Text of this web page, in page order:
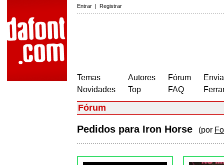
Entrar | Registrar
Temas
Novidades
Autores
Top
Fórum
FAQ
Fórum
Pedidos para Iron Horse (por